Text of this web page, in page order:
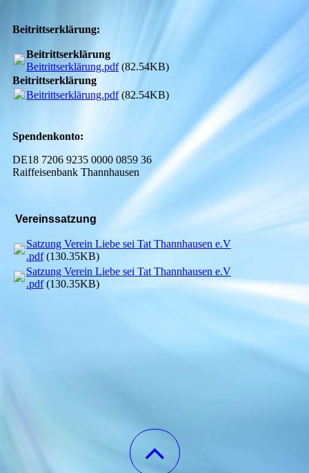
Beitrittserklärung:
Beitrittserklärung
Beitrittserklärung.pdf(82.54KB)
Beitrittserklärung
Beitrittserklärung.pdf(82.54KB)
Spendenkonto:
DE18 7206 9235 0000 0859 36
Raiffeisenbank Thannhausen
Vereinssatzung
Satzung Verein Liebe sei Tat Thannhausen e.V
.pdf(130.35KB)
Satzung Verein Liebe sei Tat Thannhausen e.V
.pdf(130.35KB)